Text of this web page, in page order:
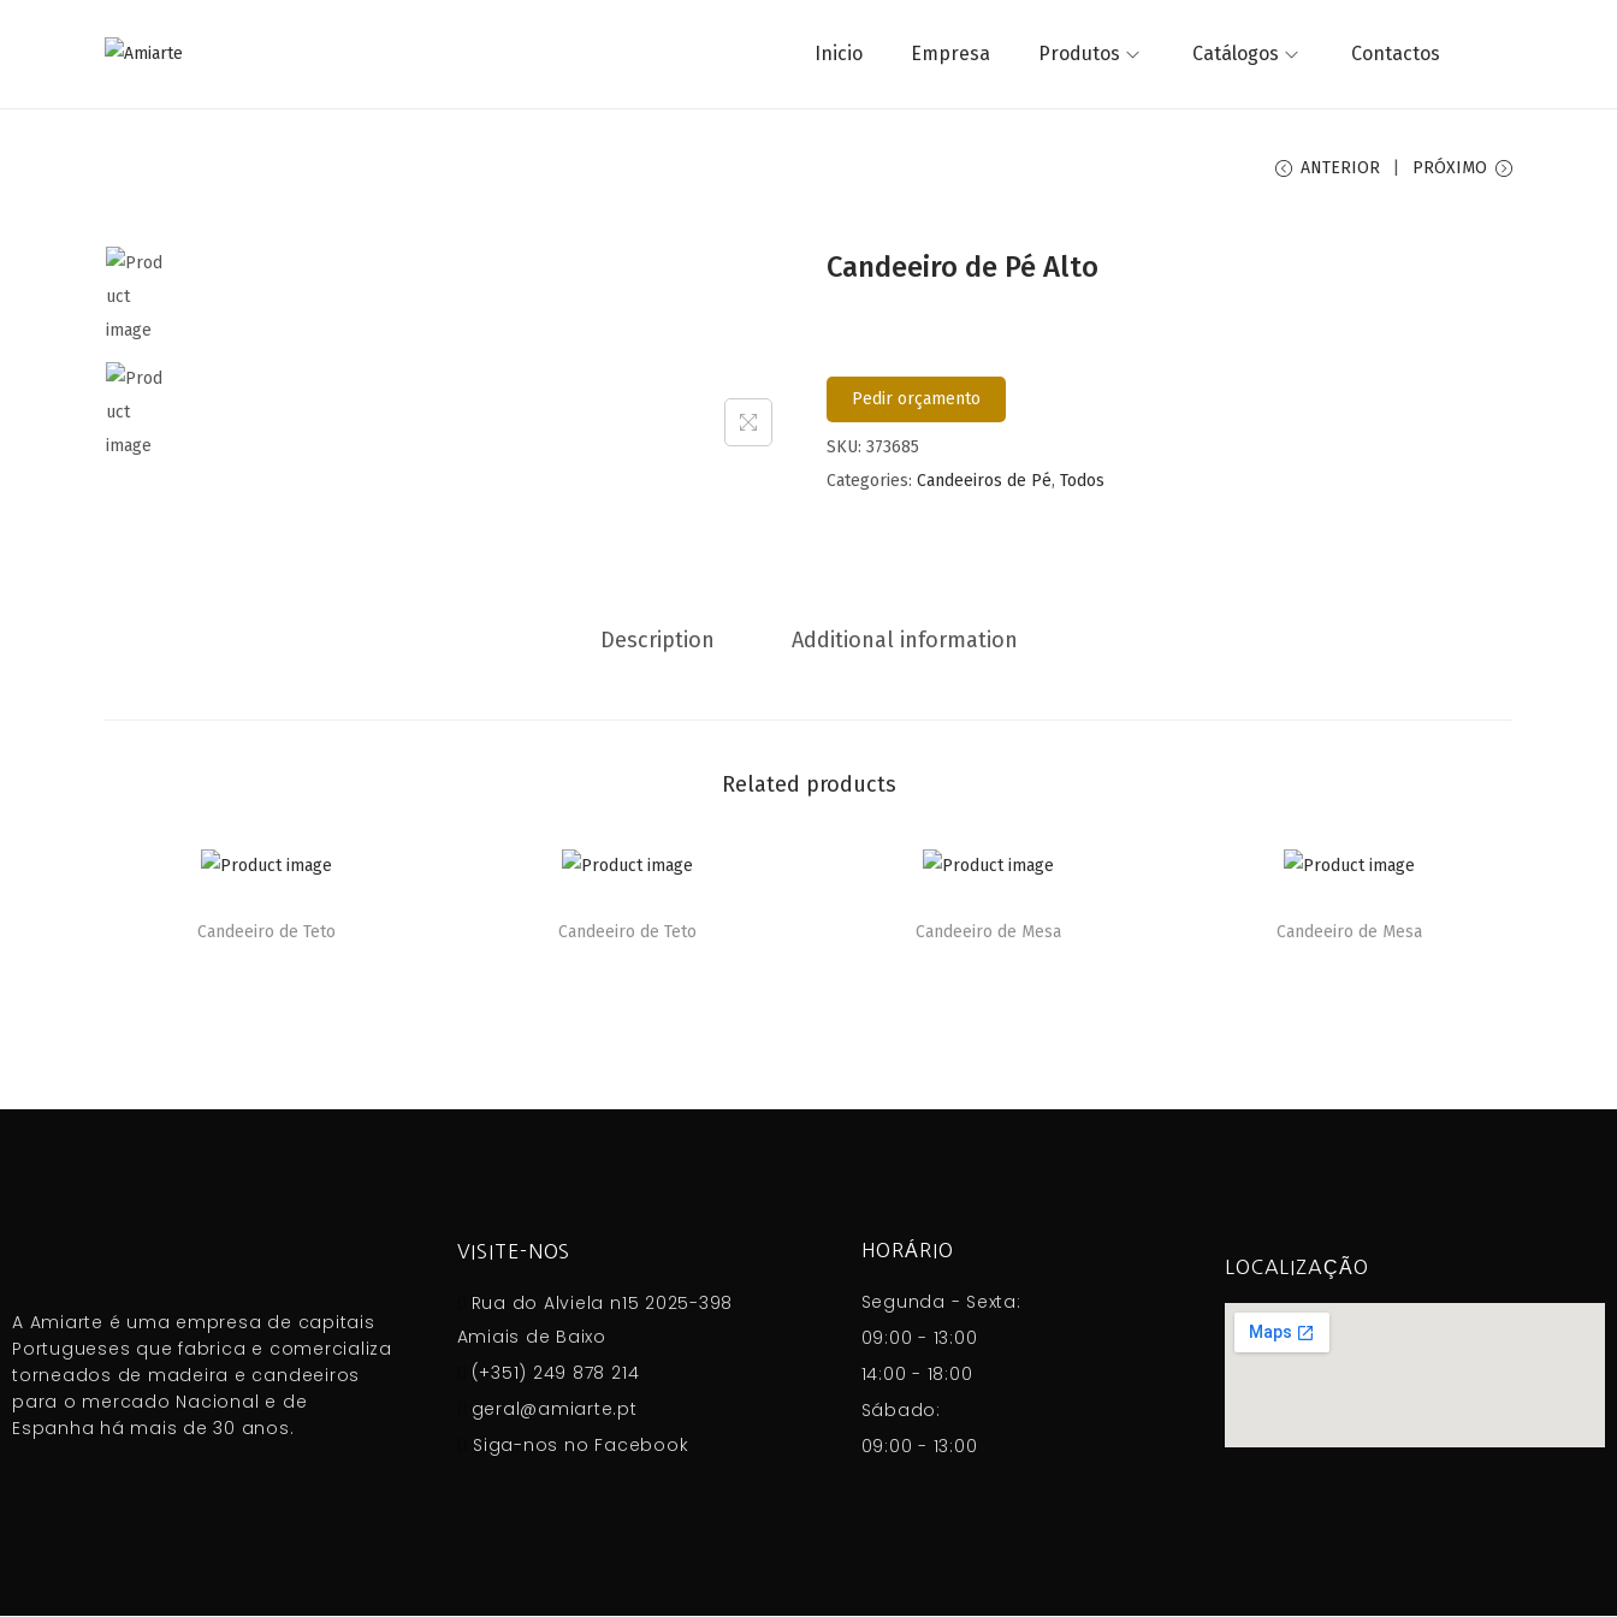
Inicio Empresa Produtos Catálogos Contactos
ANTERIOR PRÓXIMO
Candeeiro de Pé Alto
Pedir orçamento
SKU: 373685
Categories: Candeeiros de Pé, Todos
Description Additional information
Related products
Candeeiro de Teto Candeeiro de Teto Candeeiro de Mesa Candeeiro de Mesa
A Amiarte é uma empresa de capitais
Portugueses que fabrica e comercializa
torneados de madeira e candeeiros
para o mercado Nacional e de
Espanha há mais de 30 anos.
VISITE-NOS
Rua do Alviela n15 2025-398
Amiais de Baixo
(+351) 249 878 214
geral@amiarte.pt
Siga-nos no Facebook
HORÁRIO
Segunda - Sexta:
09:00 - 13:00
14:00 - 18:00
Sábado:
09:00 - 13:00
LOCALIZAÇÃO